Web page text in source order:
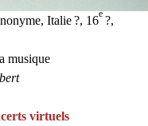
Italie?, 16
e
?,
musique
virtuels